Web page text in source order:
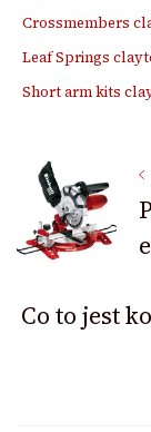
Crossmembers
Leaf Springs
Short arm kits
wpisu
Co to jest